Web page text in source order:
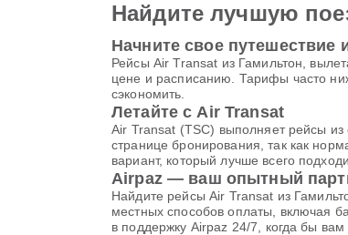
Найдите лучшую
Начните свое путешествие
Рейсы Air Transat из Гамильтон,
цене и расписанию. Тарифы часто
сэкономить.
Летайте с Air Transat
Air Transat (TSC) выполняет рейсы
странице бронирования, так как
вариант, который лучше всего
Airpaz — ваш опытный
Найдите рейсы Air Transat из
местных способов оплаты, включая
в поддержку Airpaz 24/7, когда бы